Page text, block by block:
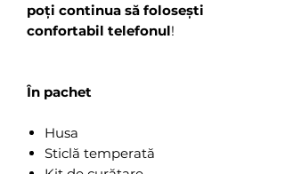
poți continua să folosești
confortabil telefonul!
În pachet
Husa
Sticlă temperată